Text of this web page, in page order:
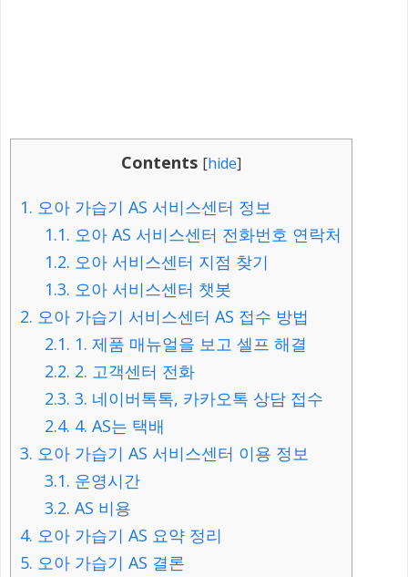
Contents [hide]
1. 오아 가습기 AS 서비스센터 정보
1.1. 오아 AS 서비스센터 전화번호 연락처
1.2. 오아 서비스센터 지점 찾기
1.3. 오아 서비스센터 챗봇
2. 오아 가습기 서비스센터 AS 접수 방법
2.1. 1. 제품 매뉴얼을 보고 셀프 해결
2.2. 2. 고객센터 전화
2.3. 3. 네이버톡톡, 카카오톡 상담 접수
2.4. 4. AS는 택배
3. 오아 가습기 AS 서비스센터 이용 정보
3.1. 운영시간
3.2. AS 비용
4. 오아 가습기 AS 요약 정리
5. 오아 가습기 AS 결론